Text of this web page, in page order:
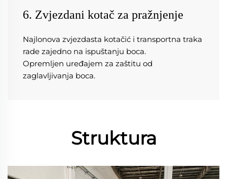
6. Zvjezdani kotač za pražnjenje
Najlonova zvjezdasta kotačić i transportna traka
rade zajedno na ispuštanju boca.
Opremljen uređajem za zaštitu od
zaglavljivanja boca.
Struktura